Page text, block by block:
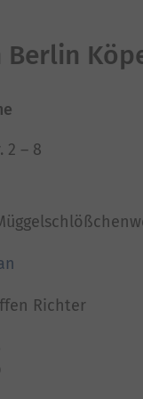
Berlin
2 – 8
Richter